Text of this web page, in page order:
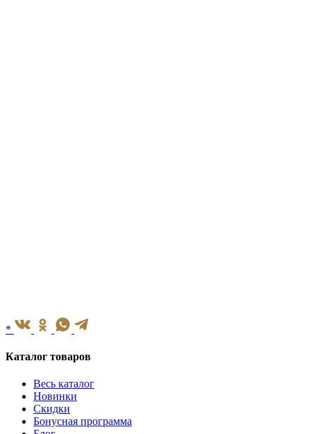
*
Каталог товаров
Весь каталог
Новинки
Скидки
Бонусная программа